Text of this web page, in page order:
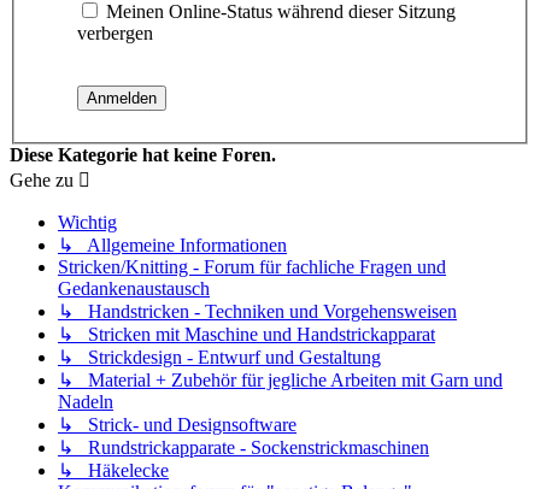
Meinen Online-Status während dieser Sitzung
verbergen
Diese Kategorie hat keine Foren.
Gehe zu
Wichtig
↳ Allgemeine Informationen
Stricken/Knitting - Forum für fachliche Fragen und
Gedankenaustausch
↳ Handstricken - Techniken und Vorgehensweisen
↳ Stricken mit Maschine und Handstrickapparat
↳ Strickdesign - Entwurf und Gestaltung
↳ Material + Zubehör für jegliche Arbeiten mit Garn und
Nadeln
↳ Strick- und Designsoftware
↳ Rundstrickapparate - Sockenstrickmaschinen
↳ Häkelecke